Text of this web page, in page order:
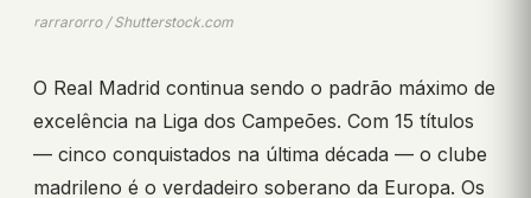
rarrarorro / Shutterstock.com
O Real Madrid continua sendo o padrão máximo de
excelência na Liga dos Campeões. Com 15 títulos
— cinco conquistados na última década — o clube
madrileno é o verdadeiro soberano da Europa. Os